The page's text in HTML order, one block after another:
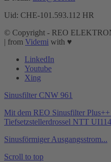
Uid: CHE-101.593.112 HR
© Copyright - REO
| from Videmi with ♥︎
LinkedIn
Youtube
Xing
Sinusfilter CNW 961
Mit dem REO Sinusfilter
Tiefsetzstellerdrossel NTT
Sinusförmiger Ausgangsstrom...
Scroll to top